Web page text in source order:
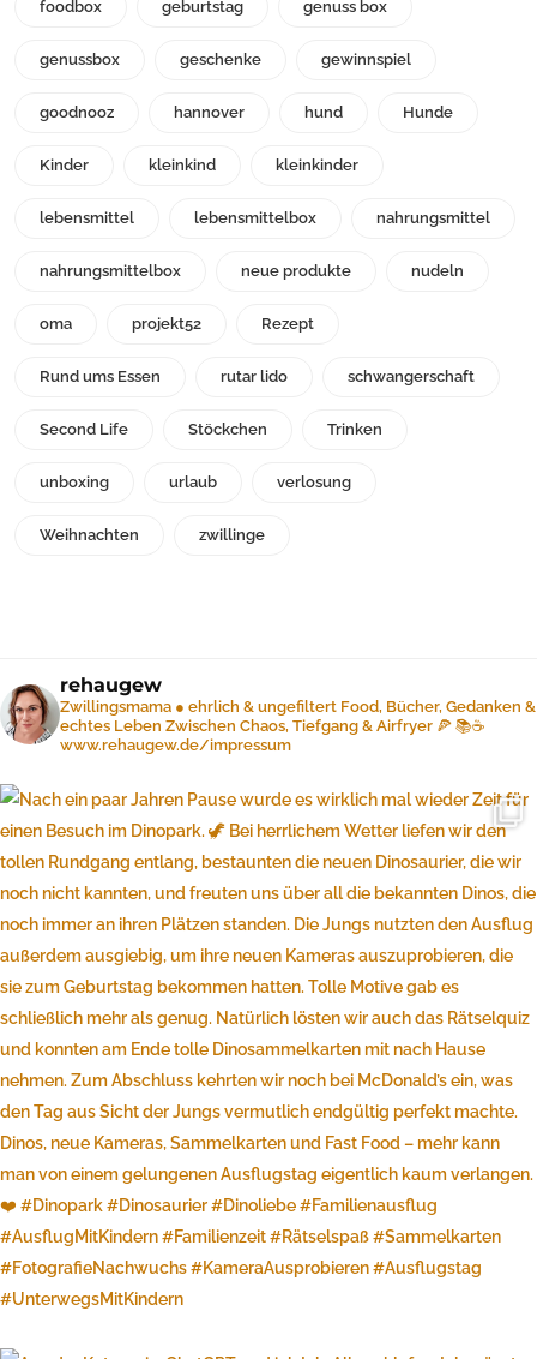
foodbox geburtstag genuss box
genussbox geschenke gewinnspiel
goodnooz hannover hund Hunde
Kinder kleinkind kleinkinder
lebensmittel lebensmittelbox nahrungsmittel
nahrungsmittelbox neue produkte nudeln
oma projekt52 Rezept
Rund ums Essen rutar lido schwangerschaft
Second Life Stöckchen Trinken
unboxing urlaub verlosung
Weihnachten zwillinge
rehaugew
Zwillingsmama ● ehrlich & ungefiltert Food, Bücher, Gedanken &
echtes Leben Zwischen Chaos, Tiefgang & Airfryer 🍕 📚☕️
www.rehaugew.de/impressum